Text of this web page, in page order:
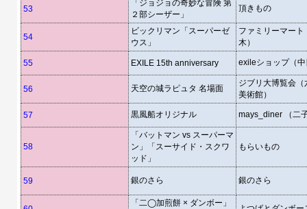
53
「ジョジョの奇妙な冒険 第
２部シーザー」
頂きもの
54
ビックリマン「スーパーゼ
ウス」
ファミリーマート
木）
55 EXILE 15th anniversary exileショップ（
56 天空の城ラピュタ 名場面
ジブリ大博覧会（
美術館）
57 黒風船オリジナル mays_diner （二
58
「バットマン vs スーパーマ
ン」「スーサイド・スクワ
ッド」
もらいもの
59 銀のさら 銀のさら
「二◯加煎餅 × ダンボー」